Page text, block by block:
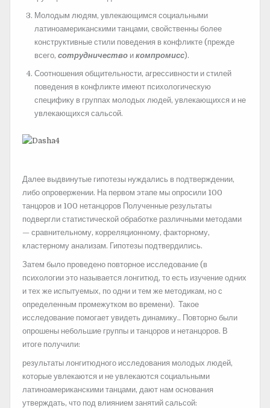
Молодым людям, увлекающимся социальными
латиноамериканскими танцами, свойственны более
конструктивные стили поведения в конфликте (прежде
всего, сотрудничествои компромисс).
Соотношения общительности, агрессивности и стилей
поведения в конфликте имеют психологическую
специфику в группах молодых людей, увлекающихся и не
увлекающихся сальсой.
Далее выдвинутые гипотезы нуждались в подтверждении,
либо опровержении. На первом этапе мы опросили 100
танцоров и 100 нетанцоров Полученные результаты
подвергли статистической обработке различными методами
— сравнительному, корреляционному, факторному,
кластерному анализам. Гипотезы подтвердились.
Затем было проведено повторное исследование (в
психологии это называется лонгитюд, то есть изучение одних
и тех же испытуемых, по одни и тем же методикам, но с
определенным промежутком во времени). Такое
исследование помогает увидеть динамику.. Повторно были
опрошены небольшие группы и танцоров и нетанцоров. В
итоге получили:
результаты лонгитюдного исследования молодых людей,
которые увлекаются и не увлекаются социальными
латиноамериканскими танцами, дают нам основания
утверждать, что под влиянием занятий сальсой: